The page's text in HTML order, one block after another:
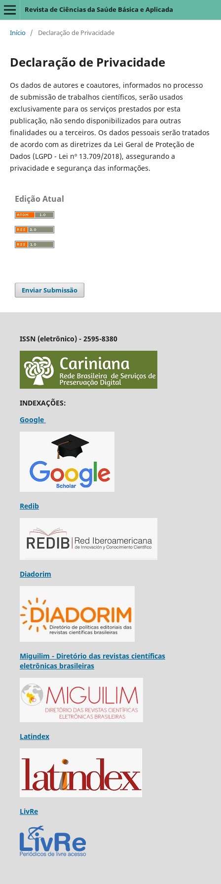
Revista de Ciências da Saúde Básica e Aplicada
Início / Declaração de Privacidade
Declaração de Privacidade
Os dados de autores e coautores, informados no processo
de submissão de trabalhos científicos, serão usados
exclusivamente para os serviços prestados por esta
publicação, não sendo disponibilizados para outras
finalidades ou a terceiros. Os dados pessoais serão tratados
de acordo com as diretrizes da Lei Geral de Proteção de
Dados (LGPD - Lei nº 13.709/2018), assegurando a
privacidade e segurança das informações.
Edição Atual
Enviar Submissão
ISSN (eletrônico) - 2595-8380
INDEXAÇÕES:
Google
Redib
Diadorim
Miguilim - Diretório das revistas científicas
eletrônicas brasileiras
Latindex
LivRe